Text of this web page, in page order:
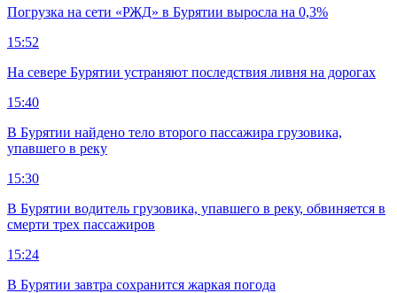
Погрузка на сети «РЖД» в Бурятии выросла на 0,3%
15:52
На севере Бурятии устраняют последствия ливня на дорогах
15:40
В Бурятии найдено тело второго пассажира грузовика,
упавшего в реку
15:30
В Бурятии водитель грузовика, упавшего в реку, обвиняется в
смерти трех пассажиров
15:24
В Бурятии завтра сохранится жаркая погода